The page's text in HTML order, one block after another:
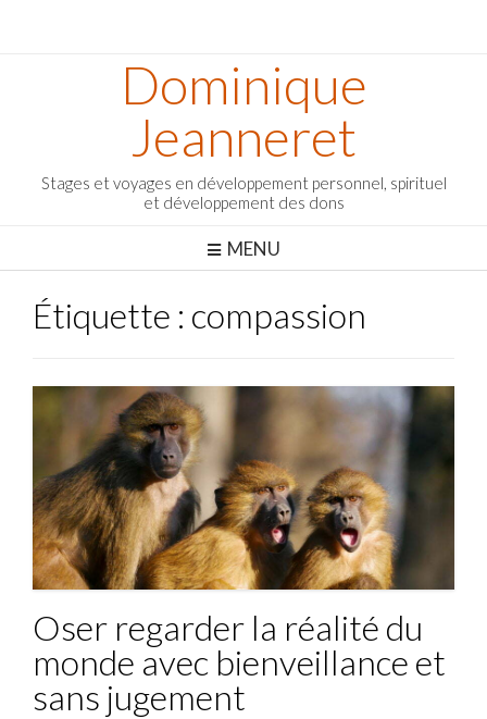
Dominique
Jeanneret
Stages et voyages en développement personnel, spirituel
et développement des dons
MENU
Étiquette : compassion
Oser regarder la réalité du
monde avec bienveillance et
sans jugement